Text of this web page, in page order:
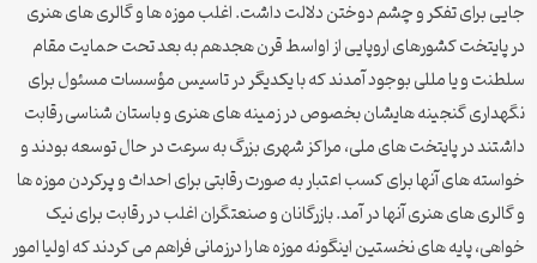
جایی برای تفکر و چشم دوختن دلالت داشت. اغلب موزه ها و گالری های هنری
در پایتخت کشورهای اروپایی از اواسط قرن هجدهم به بعد تحت حمایت مقام
سلطنت و یا مللی بوجود آمدند که با یکدیگر در تاسیس مؤسسات مسئول برای
نگهداری گنجینه هایشان بخصوص در زمینه های هنری و باستان شناسی رقابت
داشتند در پایتخت های ملی، مراکز شهری بزرگ به سرعت در حال توسعه بودند و
خواسته های آنها برای کسب اعتبار به صورت رقابتی برای احداث و پرکردن موزه ها
و گالری های هنری آنها در آمد. بازرگانان و صنعتگران اغلب در رقابت برای نیک
خواهی، پایه های نخستین اینگونه موزه ها را درزمانی فراهم می کردند که اولیا امور